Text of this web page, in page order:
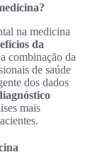
na medicina
da
combinação da
de saúde
dos dados
mais